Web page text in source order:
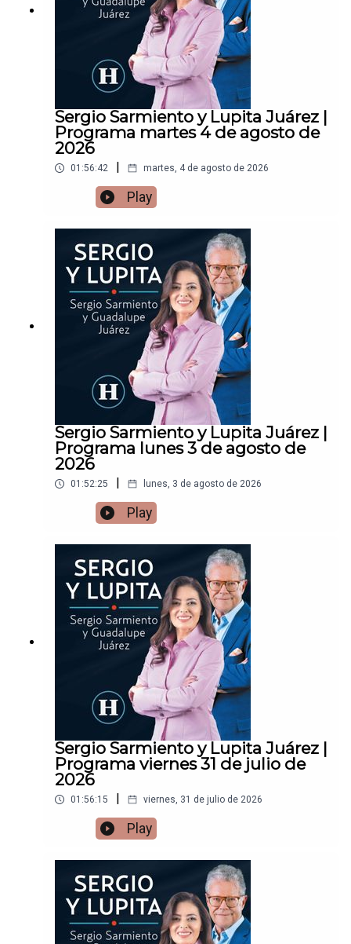
Sergio Sarmiento y Lupita Juárez |
Programa martes 4 de agosto de
2026
01:56:42 martes, 4 de agosto de 2026
Play
Sergio Sarmiento y Lupita Juárez |
Programa lunes 3 de agosto de
2026
01:52:25 lunes, 3 de agosto de 2026
Play
Sergio Sarmiento y Lupita Juárez |
Programa viernes 31 de julio de
2026
01:56:15 viernes, 31 de julio de 2026
Play